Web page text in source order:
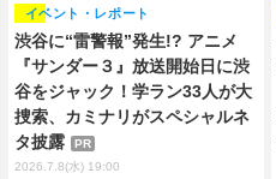
渋谷に“雷警報”発生!? アニメ
『サンダー３』放送開始日に渋
谷をジャック！学ラン33人が大
捜索、カミナリがスペシャルネ
タ披露
PR
イベント・レポート
2026.7.8(水) 19:00